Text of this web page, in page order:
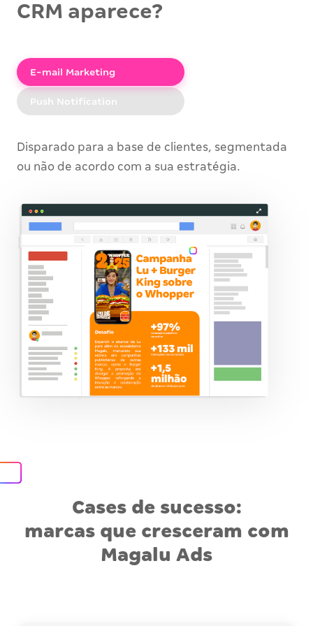
CRM aparece?
E-mail Marketing
Push Notification
Disparado para a base de clientes, segmentada
ou não de acordo com a sua estratégia.
Cases de sucesso:
marcas que cresceram com
Magalu Ads